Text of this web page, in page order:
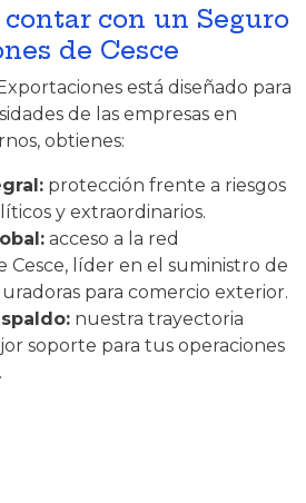
con un Seguro
de Cesce
está diseñado para
de las empresas en
obtienes:
protección frente a riesgos
y extraordinarios.
acceso a la red
Cesce, líder en el suministro de
para comercio exterior.
nuestra trayectoria
soporte para tus operaciones